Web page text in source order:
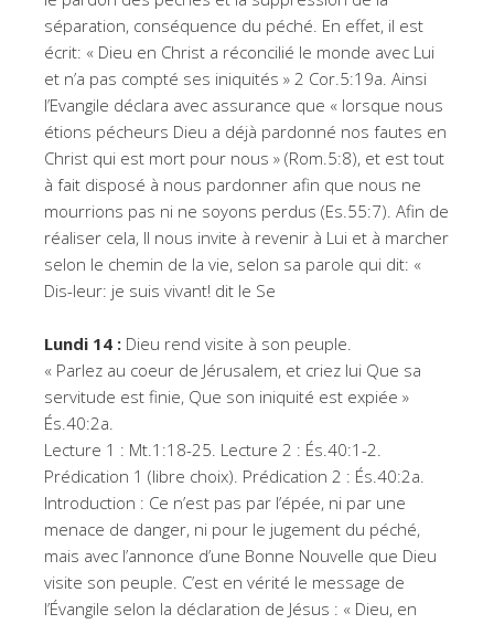
séparation, conséquence du péché. En effet, il est
écrit: « Dieu en Christ a réconcilié le monde avec Lui
et n’a pas compté ses iniquités » 2 Cor.5:19a. Ainsi
l’Evangile déclara avec assurance que « lorsque nous
étions pécheurs Dieu a déjà pardonné nos fautes en
Christ qui est mort pour nous » (Rom.5:8), et est tout
à fait disposé à nous pardonner afin que nous ne
mourrions pas ni ne soyons perdus (Es.55:7). Afin de
réaliser cela, Il nous invite à revenir à Lui et à marcher
selon le chemin de la vie, selon sa parole qui dit: «
Dis-leur: je suis vivant! dit le Se
Lundi 14 : Dieu rend visite à son peuple.
« Parlez au coeur de Jérusalem, et criez lui Que sa
servitude est finie, Que son iniquité est expiée »
És.40:2a.
Lecture 1 : Mt.1:18-25. Lecture 2 : És.40:1-2.
Prédication 1 (libre choix). Prédication 2 : És.40:2a.
Introduction : Ce n’est pas par l’épée, ni par une
menace de danger, ni pour le jugement du péché,
mais avec l’annonce d’une Bonne Nouvelle que Dieu
visite son peuple. C’est en vérité le message de
l’Évangile selon la déclaration de Jésus : « Dieu, en